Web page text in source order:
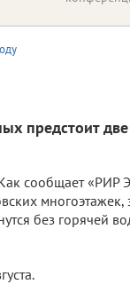
предстоит
сообщает «РИР
без горячей